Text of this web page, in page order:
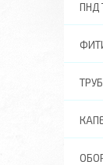
ПНД